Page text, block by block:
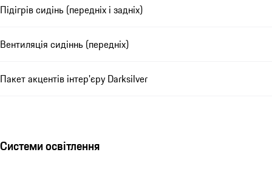
Підігрів сидінь (передніх і задніх)
Вентиляція сидіннь (передніх)
Пакет акцентів інтер'єру Darksilver
Системи освітлення